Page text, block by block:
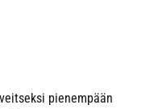
pienempään